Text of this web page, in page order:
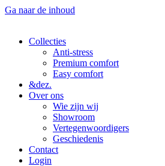
Ga naar de inhoud
Collecties
Anti-stress
Premium comfort
Easy comfort
&dez.
Over ons
Wie zijn wij
Showroom
Vertegenwoordigers
Geschiedenis
Contact
Login